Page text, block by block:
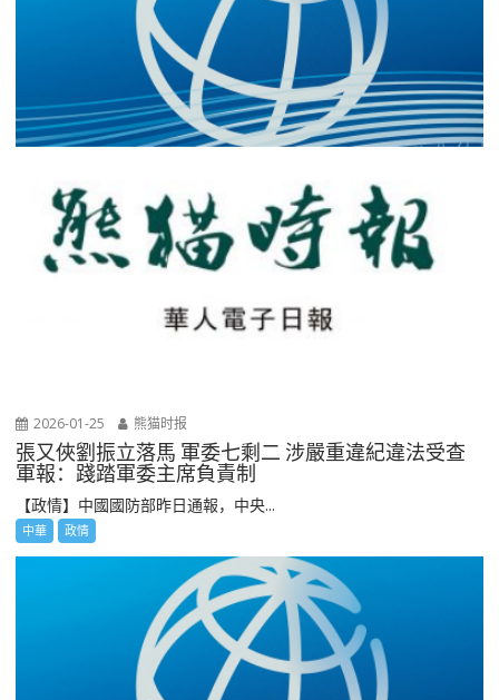
2026-01-25 熊猫时报
張又俠劉振立落馬 軍委七剩二 涉嚴重違紀違法受查
軍報：踐踏軍委主席負責制
【政情】中國國防部昨日通報，中央...
中華 政情